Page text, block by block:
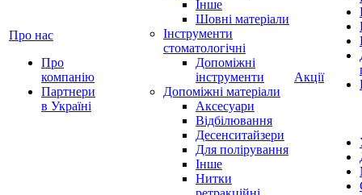
Про нас
Про
компанію
Партнери
в Україні
Інше
Шовні матеріали
Інструменти
стоматологічні
Допоміжні
інструменти
Допоміжні матеріали
Аксесуари
Відбілювання
Десенситайзери
Для полірування
Інше
Нитки
Акції